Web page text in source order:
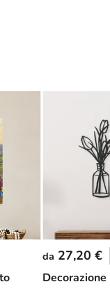
da 27,20 €